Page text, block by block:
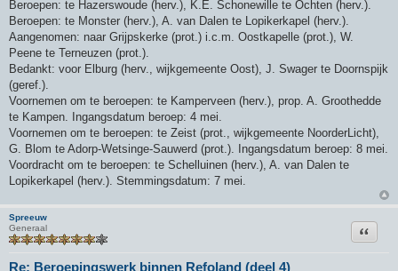
Beroepen: te Hazerswoude (herv.), K.E. Schonewille te Ochten (herv.).
Beroepen: te Monster (herv.), A. van Dalen te Lopikerkapel (herv.).
Aangenomen: naar Grijpskerke (prot.) i.c.m. Oostkapelle (prot.), W.
Peene te Terneuzen (prot.).
Bedankt: voor Elburg (herv., wijkgemeente Oost), J. Swager te Doornspijk
(geref.).
Voornemen om te beroepen: te Kamperveen (herv.), prop. A. Groothedde
te Kampen. Ingangsdatum beroep: 4 mei.
Voornemen om te beroepen: te Zeist (prot., wijkgemeente NoorderLicht),
G. Blom te Adorp-Wetsinge-Sauwerd (prot.). Ingangsdatum beroep: 8 mei.
Voordracht om te beroepen: te Schelluinen (herv.), A. van Dalen te
Lopikerkapel (herv.). Stemmingsdatum: 7 mei.
Spreeuw
Generaal
Re: Beroepingswerk binnen Refoland (deel 4)
Citeer